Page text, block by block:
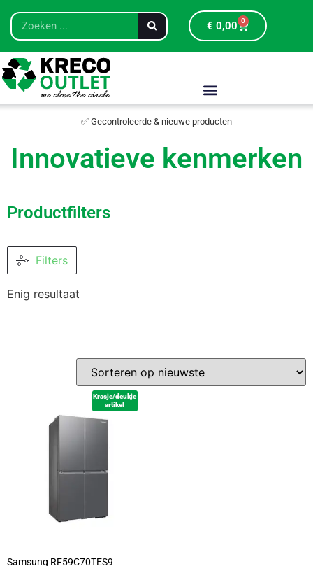
€ 0,00 0
✅ Gecontroleerde & nieuwe producten
Innovatieve kenmerken
Productfilters
Filters
Enig resultaat
Krasje/deukje
artikel
Samsung RF59C70TES9